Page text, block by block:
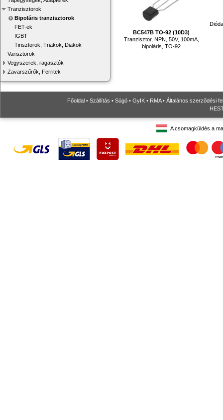
Tranzisztorok
Bipoláris tranzisztorok
FET-ek
IGBT
Tirisztorok, Triakok, Diakok
Varisztorok
Vegyszerek, ragasztók
Zavarszűrők, Ferritek
BC547B TO-92 (10D3)
Tranzisztor, NPN, 50V, 100mA,
bipoláris, TO-92
Főoldal • Szállítás • Súgó • GyIK • RMA• Általános szerződési
A csomagküldés a